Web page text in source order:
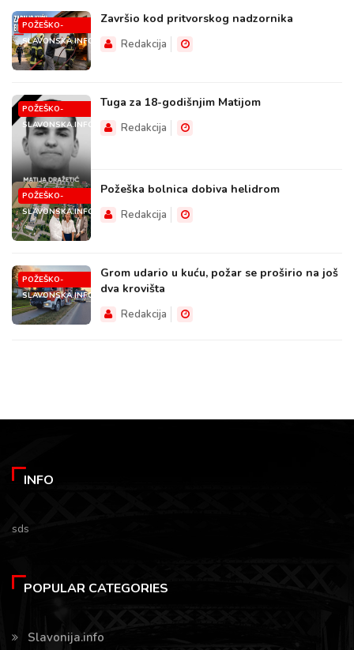
POŽEŠKO-
SLAVONSKA.INFO
Završio kod pritvorskog nadzornika
Redakcija
POŽEŠKO-
SLAVONSKA.INFO
Tuga za 18-godišnjim Matijom
Redakcija
POŽEŠKO-
SLAVONSKA.INFO
Požeška bolnica dobiva helidrom
Redakcija
POŽEŠKO-
SLAVONSKA.INFO
Grom udario u kuću, požar se proširio na još
dva krovišta
Redakcija
INFO
sds
POPULAR CATEGORIES
Slavonija.info